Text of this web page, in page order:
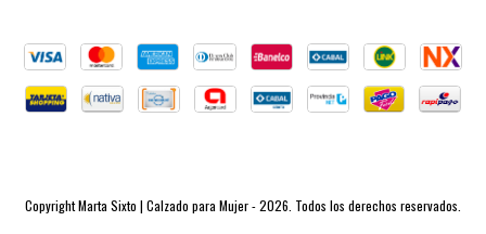
Copyright Marta Sixto | Calzado para Mujer - 2026. Todos los derechos reservados.